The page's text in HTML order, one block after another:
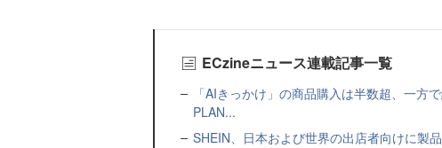
ECzineニュース連載記事一覧
「AIきっかけ」の商品購入は半数超、一方
PLAN...
SHEIN、日本および世界の出店者向けに製